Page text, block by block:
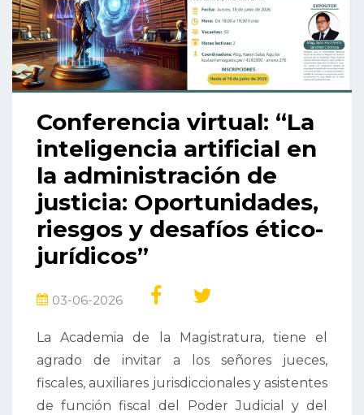
Conferencia virtual: “La
inteligencia artificial en
la administración de
justicia: Oportunidades,
riesgos y desafíos ético-
jurídicos”
03-06-2026
La Academia de la Magistratura, tiene el
agrado de invitar a los señores jueces,
fiscales, auxiliares jurisdiccionales y asistentes
de función fiscal del Poder Judicial y del